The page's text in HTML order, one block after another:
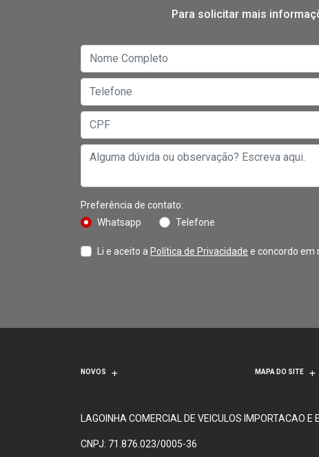
Para solicitar mais
Preferência de contato:
Whatsapp
Telefone
Li e aceito a Política de Privacidade e concordo em
NOVOS MAPA DO SITE
LAGOINHA COMERCIAL DE VEICULOS IMPORTACAO
CNPJ: 71.876.023/0005-36